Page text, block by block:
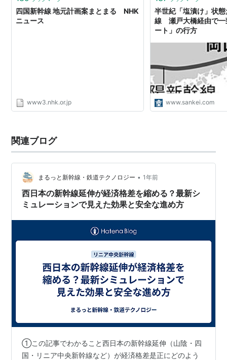
四国新幹線 地元計画案まとまる NHK
ニュース
www3.nhk.or.jp
半世紀「塩漬け」状
線 瀬戸大橋経由で一
ート」の行方
www.sankei.com
関連ブログ
まるっと新幹線・鉄道テクノロジー • 1年前
西日本の新幹線延伸が経済格差を縮める？最新シ
ミュレーションで見えた効果と安全な進め方
①この記事でわかること西日本の新幹線延伸（山陰・四
国・リニア中央新幹線など）が経済格差是正にどのよう